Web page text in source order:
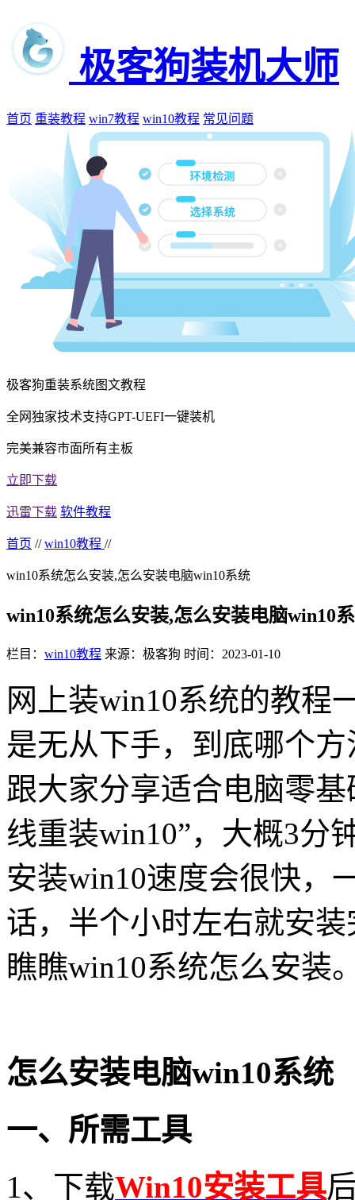
极客狗装机大师
首页 重装教程 win7教程 win10教程 常见问题
极客狗重装系统图文教程
全网独家技术支持GPT-UEFI一键装机
完美兼容市面所有主板
立即下载
迅雷下载 软件教程
首页 // win10教程 //
win10系统怎么安装,怎么安装电脑win10系统
win10系统怎么安装,怎么安装电脑win10
栏目： win10教程 来源：极客狗 时间：2023-01-10
网上装win10系统的教程
是无从下手，到底哪个
跟大家分享适合电脑零
线重装win10”，大概3分
安装win10速度会很快，
话，半个小时左右就安
瞧瞧win10系统怎么安装
怎么安装电脑win10系统
一、所需工具
1、下载Win10安装工具